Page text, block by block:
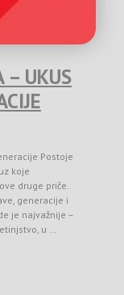
– UKUS
Postoje
koje
druge priče.
generacije i
je najvažnije –
u …